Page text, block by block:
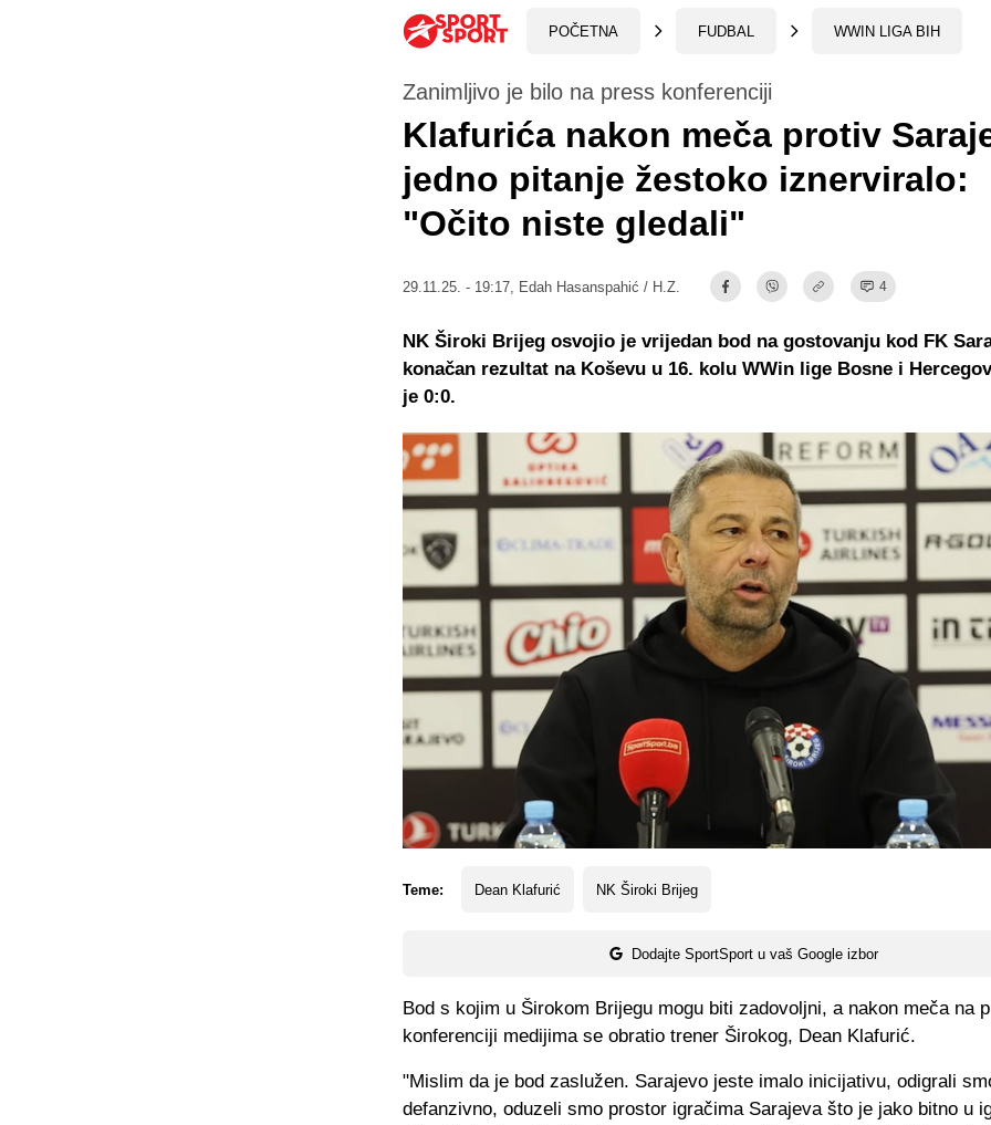
POČETNA FUDBAL WWIN LIGA BIH
Zanimljivo je bilo na press konferenciji
Klafurića nakon meča protiv
jedno pitanje žestoko iznerviralo:
"Očito niste gledali"
29.11.25. - 19:17, Edah Hasanspahić / H.Z. 4
Teme: Dean Klafurić NK Široki Brijeg
Dodajte SportSport u vaš Google izbor
NK Široki Brijeg osvojio je vrijedan bod na gostovanju kod FK
konačan rezultat na Koševu u 16. kolu WWin lige Bosne i
je 0:0.
Bod s kojim u Širokom Brijegu mogu biti zadovoljni, a nakon meča na
konferenciji medijima se obratio trener Širokog, Dean Klafurić.
"Mislim da je bod zaslužen. Sarajevo jeste imalo inicijativu, odigrali
defanzivno, oduzeli smo prostor igračima Sarajeva što je jako bitno u